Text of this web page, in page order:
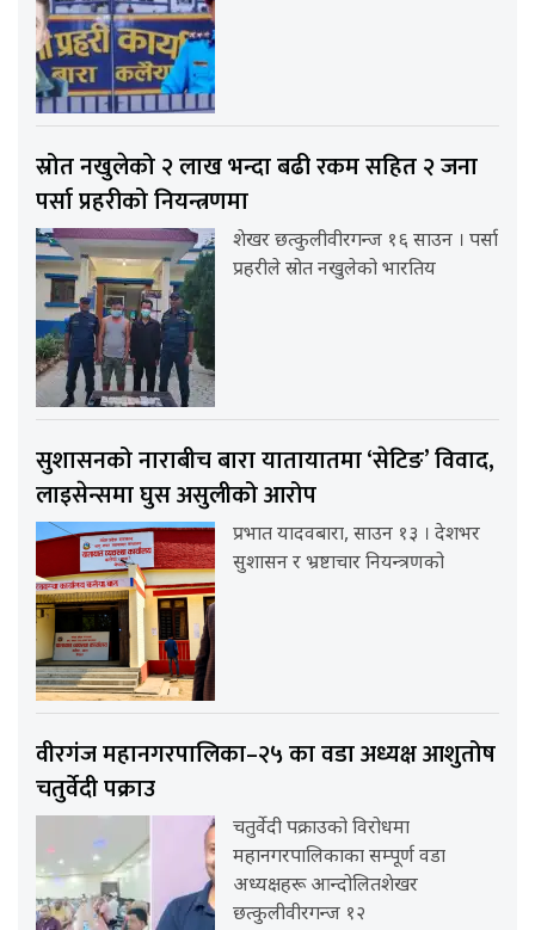
स्रोत नखुलेको २ लाख भन्दा बढी रकम सहित २ जना
पर्सा प्रहरीको नियन्त्रणमा
शेखर छत्कुलीवीरगन्ज १६ साउन । पर्सा
प्रहरीले स्रोत नखुलेको भारतिय
सुशासनको नाराबीच बारा यातायातमा ‘सेटिङ’ विवाद,
लाइसेन्समा घुस असुलीको आरोप
प्रभात यादवबारा, साउन १३ । देशभर
सुशासन र भ्रष्टाचार नियन्त्रणको
वीरगंज महानगरपालिका–२५ का वडा अध्यक्ष आशुतोष
चतुर्वेदी पक्राउ
चतुर्वेदी पक्राउको विरोधमा
महानगरपालिकाका सम्पूर्ण वडा
अध्यक्षहरू आन्दोलितशेखर
छत्कुलीवीरगन्ज १२